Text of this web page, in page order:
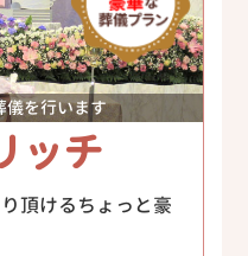
儀を行います
ッチ
頂けるちょっと豪